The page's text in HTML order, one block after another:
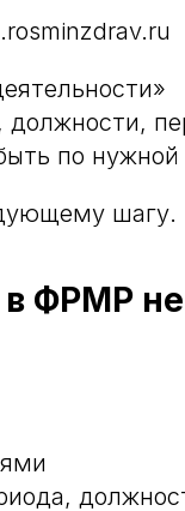
должности,
по нужной
шагу.
ФРМР